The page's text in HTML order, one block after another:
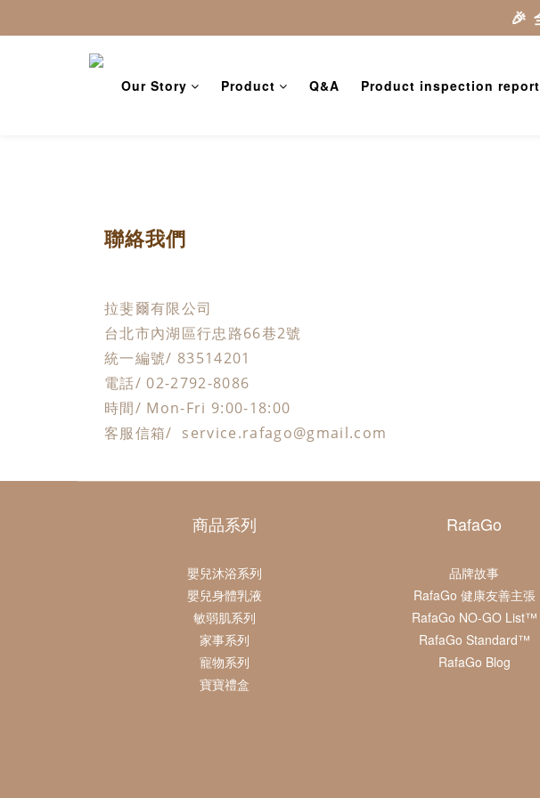
Our Story Product Q&A Product inspection report
聯絡我們
拉斐爾有限公司
台北市內湖區行忠路66巷2號
統一編號/ 83514201
電話/ 02-2792-8086
時間/ Mon-Fri 9:00-18:00
客服信箱/ service.rafago@gmail.com
商品系列
嬰兒沐浴系列
嬰兒身體乳液
敏弱肌系列
家事系列
寵物系列
寶寶禮盒
RafaGo
品牌故事
RafaGo 健康友善主張
RafaGo NO-GO List™
RafaGo Standard™
RafaGo Blog